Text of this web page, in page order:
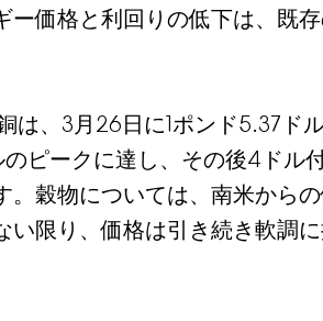
ー価格と利回りの低下は、既
は、3月26日に1ポンド5.37ド
ピークに達し、その後4ドル
。穀物については、南米から
限り、価格は引き続き軟調